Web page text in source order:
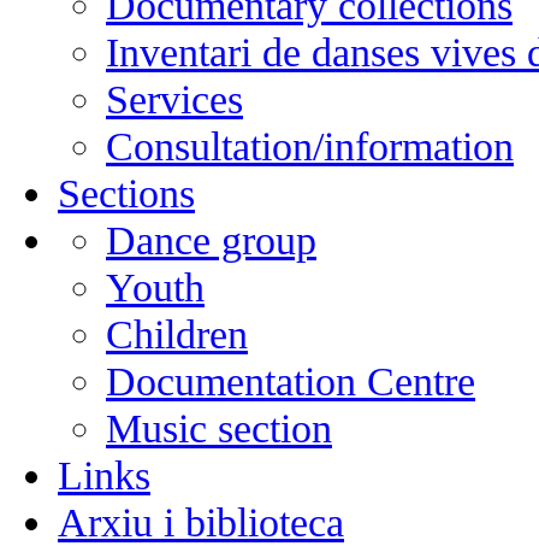
Inventari de danses vives
Services
Consultation/information
Sections
Dance group
Youth
Children
Documentation Centre
Music section
Links
Arxiu i biblioteca